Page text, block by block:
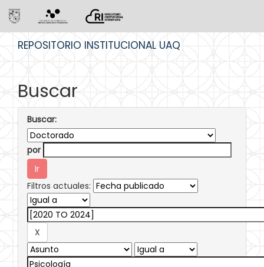
REPOSITORIO INSTITUCIONAL UAQ
Buscar
Buscar:
por
Filtros actuales: